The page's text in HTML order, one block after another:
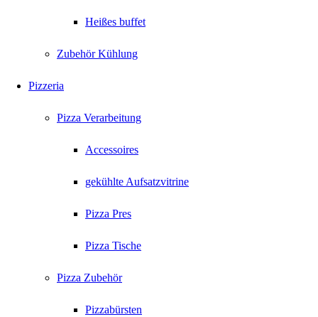
Heißes buffet
Zubehör Kühlung
Pizzeria
Pizza Verarbeitung
Accessoires
gekühlte Aufsatzvitrine
Pizza Pres
Pizza Tische
Pizza Zubehör
Pizzabürsten